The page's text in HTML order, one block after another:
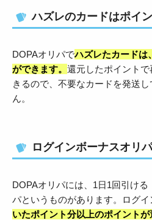
ハズレのカードはポイ
DOPAオリパでハズレたカードは
ができます。 還元したポイント
きるので、不要なカードを発送
ん。
ログインボーナスオリ
DOPAオリパには、1日1回引ける
パというものがあります。ログイ
いたポイント分以上のポイントが